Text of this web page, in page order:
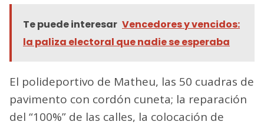
Te puede interesar Vencedores y vencidos:
la paliza electoral que nadie se esperaba
El polideportivo de Matheu, las 50 cuadras de
pavimento con cordón cuneta; la reparación
del “100%” de las calles, la colocación de